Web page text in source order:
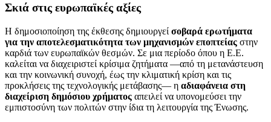
Σκιά στις ευρωπαϊκές αξίες
Η δημοσιοποίηση της έκθεσης δημιουργεί σοβαρά ερωτήματα
για την αποτελεσματικότητα των μηχανισμών εποπτείας στην
καρδιά των ευρωπαϊκών θεσμών. Σε μια περίοδο όπου η Ε.Ε.
καλείται να διαχειριστεί κρίσιμα ζητήματα —από τη μετανάστευση
και την κοινωνική συνοχή, έως την κλιματική κρίση και τις
προκλήσεις της τεχνολογικής μετάβασης— η αδιαφάνεια στη
διαχείριση δημόσιου χρήματος απειλεί να υπονομεύσει την
εμπιστοσύνη των πολιτών στην ίδια τη λειτουργία της Ένωσης.